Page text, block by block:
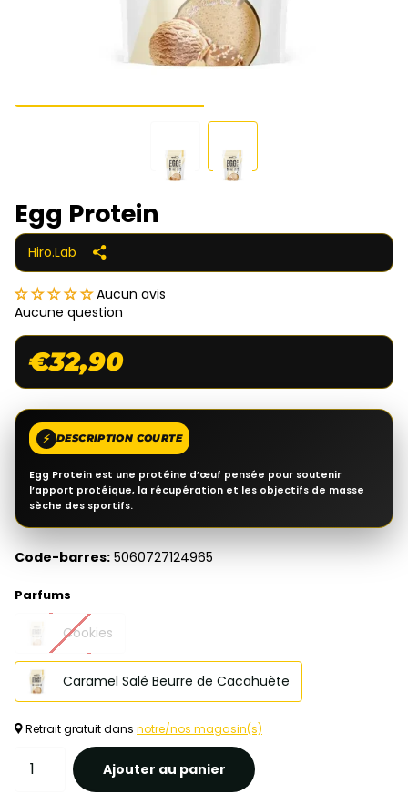
Egg Protein
Hiro.Lab
Aucun avis
Aucune question
€32,90
⚡ DESCRIPTION COURTE
Egg Protein est une protéine d’œuf pensée pour soutenir
l’apport protéique, la récupération et les objectifs de masse
sèche des sportifs.
Code-barres: 5060727124965
Parfums
Cookies
Caramel Salé Beurre de Cacahuète
Retrait gratuit dans notre/nos magasin(s)
Ajouter au panier